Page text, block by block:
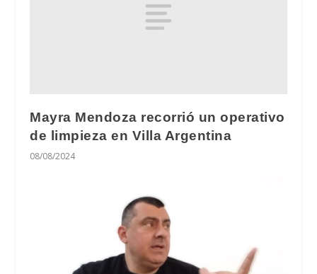
Mayra Mendoza recorrió un operativo
de limpieza en Villa Argentina
08/08/2024